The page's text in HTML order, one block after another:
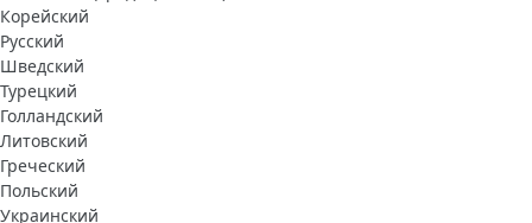
Корейский
Русский
Шведский
Турецкий
Голландский
Литовский
Греческий
Польский
Украинский